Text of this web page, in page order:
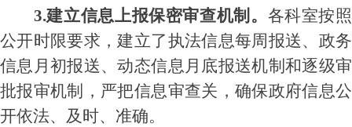
3.建立信息上报保密审查机制。 各科室按照
公开时限要求，建立了执法信息每周报送、政务
信息月初报送、动态信息月底报送机制和逐级审
批报审机制
，严把信息审查关，确保政府信息公
开依法、及时、准确。